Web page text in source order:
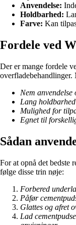
Anvendelse:
Holdbarhed:
Farve: Kan
Fordele ved
Der er mange fordele
Nem
Lang
Mulighed for
Egnet til
Sådan
For at opnå det bedste
følge disse trin nøje:
Forbered
Påfør
Glattes og afret
Lad